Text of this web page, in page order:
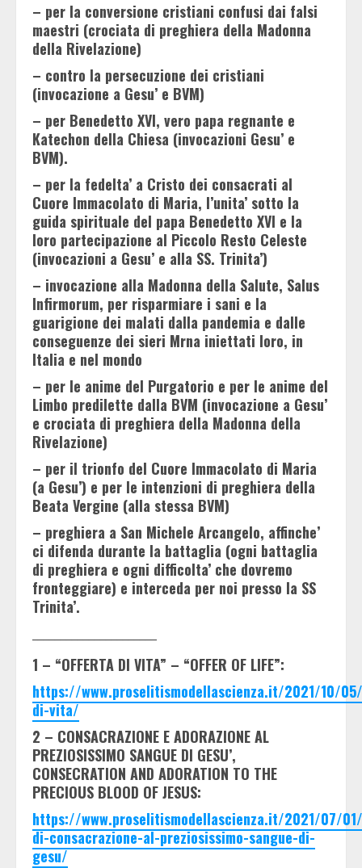
– per la conversione cristiani confusi dai falsi
maestri (crociata di preghiera della Madonna
della Rivelazione)
– contro la persecuzione dei cristiani
(invocazione a Gesu’ e BVM)
– per Benedetto XVI, vero papa regnante e
Katechon della Chiesa (invocazioni Gesu’ e
BVM).
– per la fedelta’ a Cristo dei consacrati al
Cuore Immacolato di Maria, l’unita’ sotto la
guida spirituale del papa Benedetto XVI e la
loro partecipazione al Piccolo Resto Celeste
(invocazioni a Gesu’ e alla SS. Trinita’)
– invocazione alla Madonna della Salute, Salus
Infirmorum, per risparmiare i sani e la
guarigione dei malati dalla pandemia e dalle
conseguenze dei sieri Mrna iniettati loro, in
Italia e nel mondo
– per le anime del Purgatorio e per le anime del
Limbo predilette dalla BVM (invocazione a Gesu’
e crociata di preghiera della Madonna della
Rivelazione)
– per il trionfo del Cuore Immacolato di Maria
(a Gesu’) e per le intenzioni di preghiera della
Beata Vergine (alla stessa BVM)
– preghiera a San Michele Arcangelo, affinche’
ci difenda durante la battaglia (ogni battaglia
di preghiera e ogni difficolta’ che dovremo
fronteggiare) e interceda per noi presso la SS
Trinita’.
1 – “OFFERTA DI VITA” – “OFFER OF LIFE”:
https://www.proselitismodellascienza.it/2021/10/
di-vita/
2 – CONSACRAZIONE E ADORAZIONE AL
PREZIOSISSIMO SANGUE DI GESU’,
CONSECRATION AND ADORATION TO THE
PRECIOUS BLOOD OF JESUS:
https://www.proselitismodellascienza.it/2021/07/
di-consacrazione-al-preziosissimo-sangue-di-
gesu/